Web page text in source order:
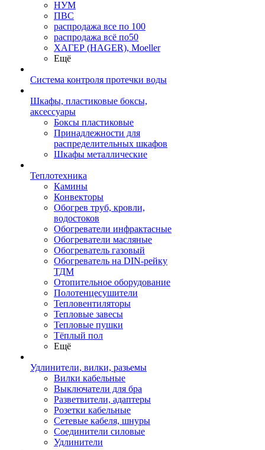
НУМ
ПВС
распродажа все по 100
распродажа всё по50
ХАГЕР (HAGER), Moeller
Ещё
Система контроля протечки воды
Шкафы, пластиковые боксы,
аксессуары
Боксы пластиковые
Принадлежности для
распределительных шкафов
Шкафы металлические
Теплотехника
Камины
Конвекторы
Обогрев труб, кровли,
водостоков
Обогреватели инфрактасные
Обогреватели масляные
Обогреватель газовый
Обогреватель на DIN-рейку
ТДМ
Отопительное оборудование
Полотенцесушители
Тепловентиляторы
Тепловые завесы
Тепловые пушки
Тёплый пол
Ещё
Удлинители, вилки, разьемы
Вилки кабельные
Выключатели для бра
Разветвители, адаптеры
Розетки кабельные
Сетевые кабеля, шнуры
Соединители силовые
Удлинители